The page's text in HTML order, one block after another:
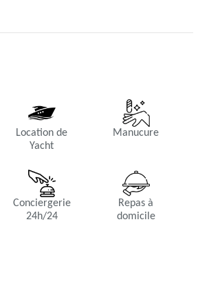
Location de
Yacht
Manucure
Conciergerie
24h/24
Repas à
domicile